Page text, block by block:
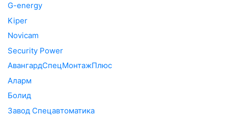
G-energy
Kiper
Novicam
Security Power
АвангардСпецМонтажПлюс
Аларм
Болид
Завод Спецавтоматика